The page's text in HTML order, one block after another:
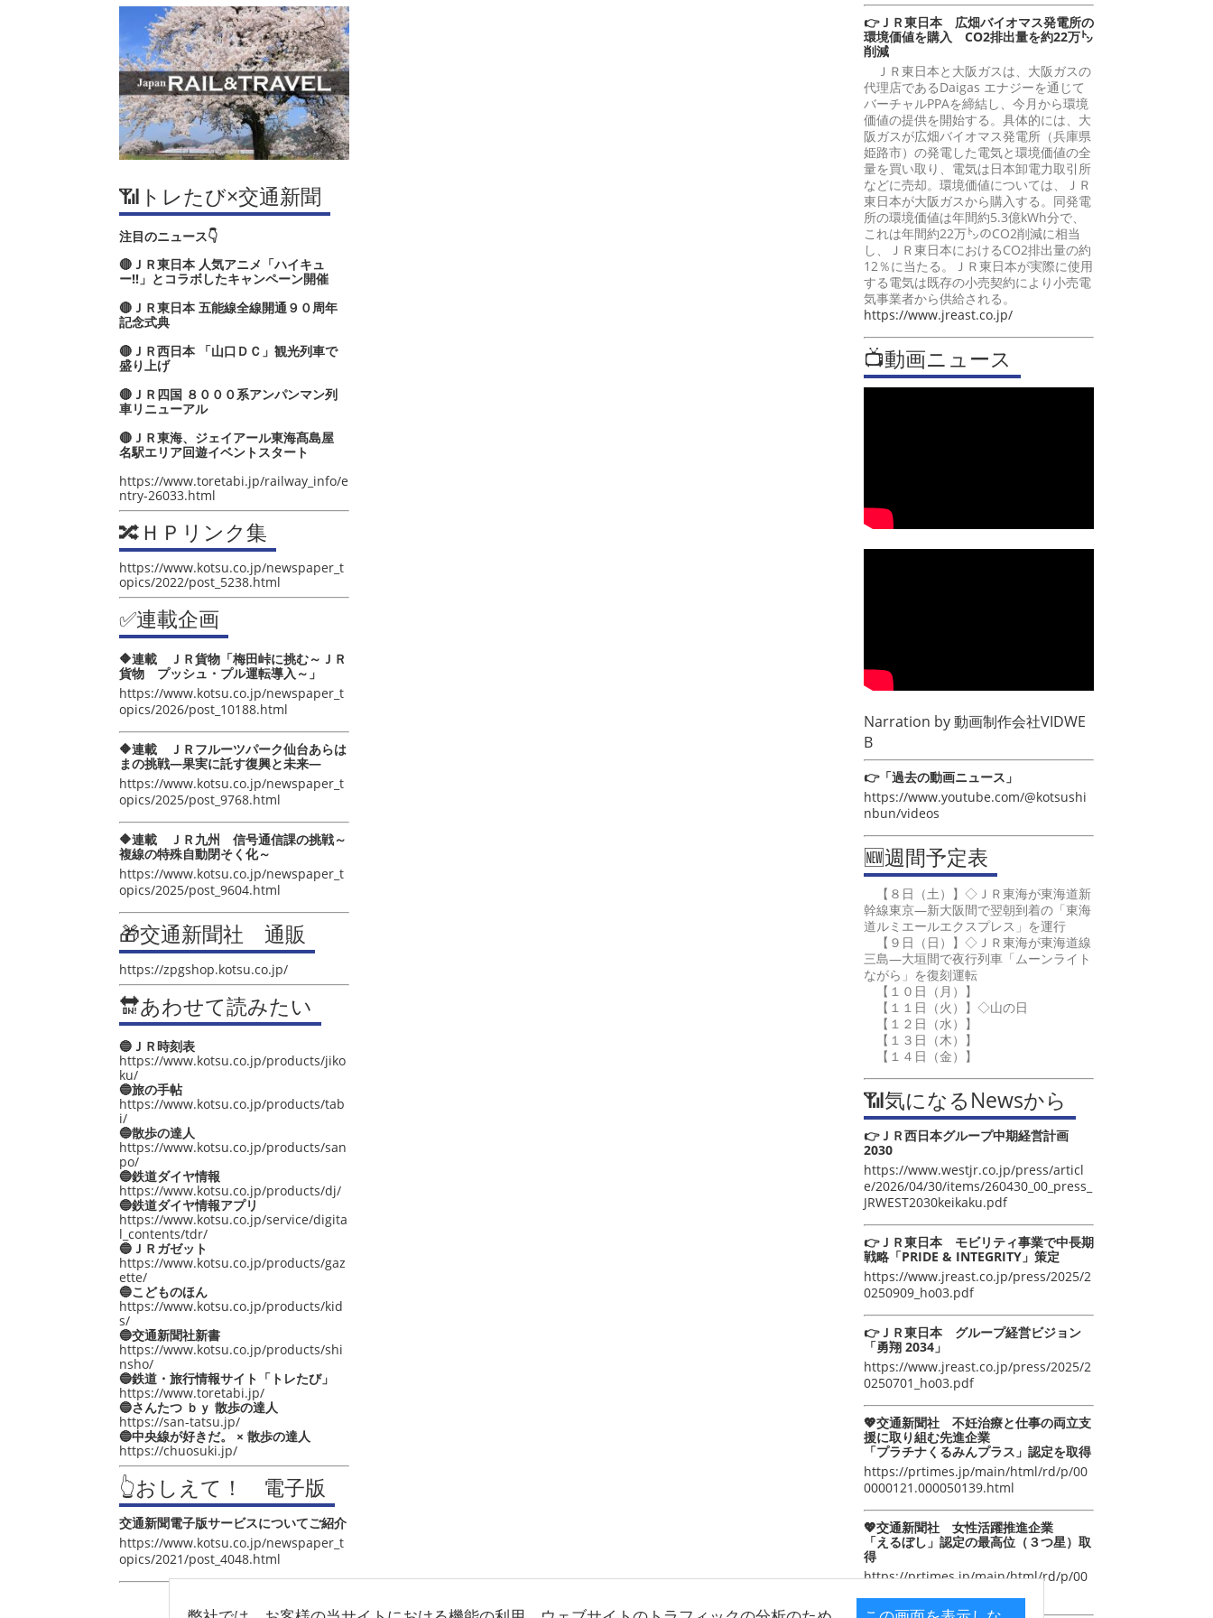
📶トレたび×交通新聞
注目のニュース👇
🔴ＪＲ東日本 人気アニメ「ハイキュ
ー‼」とコラボしたキャンペーン開催
🔴ＪＲ東日本 五能線全線開通９０周年
記念式典
🔴ＪＲ西日本 「山口ＤＣ」観光列車で
盛り上げ
🔴ＪＲ四国 ８０００系アンパンマン列
車リニューアル
🔴ＪＲ東海、ジェイアール東海髙島屋
名駅エリア回遊イベントスタート
https://www.toretabi.jp/railway_info/e
ntry-26033.html
🔀ＨＰリンク集
https://www.kotsu.co.jp/newspaper_t
opics/2022/post_5238.html
✅連載企画
🔶連載 ＪＲ貨物「梅田峠に挑む～ＪＲ
貨物 プッシュ・プル運転導入～」
https://www.kotsu.co.jp/newspaper_t
opics/2026/post_10188.html
🔶連載 ＪＲフルーツパーク仙台あらは
まの挑戦―果実に託す復興と未来―
https://www.kotsu.co.jp/newspaper_t
opics/2025/post_9768.html
🔶連載 ＪＲ九州 信号通信課の挑戦～
複線の特殊自動閉そく化～
https://www.kotsu.co.jp/newspaper_t
opics/2025/post_9604.html
🎁交通新聞社 通販
https://zpgshop.kotsu.co.jp/
🔛あわせて読みたい
🔵ＪＲ時刻表
https://www.kotsu.co.jp/products/jiko
ku/
🔵旅の手帖
https://www.kotsu.co.jp/products/tab
i/
🔵散歩の達人
https://www.kotsu.co.jp/products/san
po/
🔵鉄道ダイヤ情報
https://www.kotsu.co.jp/products/dj/
🔵鉄道ダイヤ情報アプリ
https://www.kotsu.co.jp/service/digita
l_contents/tdr/
🔵ＪＲガゼット
https://www.kotsu.co.jp/products/gaz
ette/
🔵こどものほん
https://www.kotsu.co.jp/products/kid
s/
🔵交通新聞社新書
https://www.kotsu.co.jp/products/shi
nsho/
🔵鉄道・旅行情報サイト「トレたび」
https://www.toretabi.jp/
🔵さんたつ ｂｙ 散歩の達人
https://san-tatsu.jp/
🔵中央線が好きだ。 × 散歩の達人
https://chuosuki.jp/
👆おしえて！ 電子版
交通新聞電子版サービスについてご紹介
https://www.kotsu.co.jp/newspaper_t
opics/2021/post_4048.html
👉ＪＲ東日本 広畑バイオマス発電所の
環境価値を購入 CO2排出量を約22万㌧
削減
ＪＲ東日本と大阪ガスは、大阪ガスの
代理店であるDaigas エナジーを通じて
バーチャルPPAを締結し、今月から環境
価値の提供を開始する。具体的には、大
阪ガスが広畑バイオマス発電所（兵庫県
姫路市）の発電した電気と環境価値の全
量を買い取り、電気は日本卸電力取引所
などに売却。環境価値については、ＪＲ
東日本が大阪ガスから購入する。同発電
所の環境価値は年間約5.3億kWh分で、
これは年間約22万㌧のCO2削減に相当
し、ＪＲ東日本におけるCO2排出量の約
12％に当たる。ＪＲ東日本が実際に使用
する電気は既存の小売契約により小売電
気事業者から供給される。
https://www.jreast.co.jp/
📺動画ニュース
Narration by動画制作会社VIDWE
B
👉「過去の動画ニュース」
https://www.youtube.com/@kotsushi
nbun/videos
🆕週間予定表
【８日（土）】◇ＪＲ東海が東海道新
幹線東京―新大阪間で翌朝到着の「東海
道ルミエールエクスプレス」を運行
【９日（日）】◇ＪＲ東海が東海道線
三島―大垣間で夜行列車「ムーンライト
ながら」を復刻運転
【１０日（月）】
【１１日（火）】◇山の日
【１２日（水）】
【１３日（木）】
【１４日（金）】
📶気になるNewsから
👉ＪＲ西日本グループ中期経営計画
2030
https://www.westjr.co.jp/press/articl
e/2026/04/30/items/260430_00_press_
JRWEST2030keikaku.pdf
👉ＪＲ東日本 モビリティ事業で中長期
戦略「PRIDE & INTEGRITY」策定
https://www.jreast.co.jp/press/2025/2
0250909_ho03.pdf
👉ＪＲ東日本 グループ経営ビジョン
「勇翔 2034」
https://www.jreast.co.jp/press/2025/2
0250701_ho03.pdf
💖交通新聞社 不妊治療と仕事の両立支
援に取り組む先進企業
「プラチナくるみんプラス」認定を取得
https://prtimes.jp/main/html/rd/p/00
0000121.000050139.html
💖交通新聞社 女性活躍推進企業
「えるぼし」認定の最高位（３つ星）取
得
https://prtimes.jp/main/html/rd/p/00